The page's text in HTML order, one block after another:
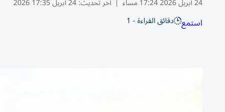
استمع دقائق القراءة - 1